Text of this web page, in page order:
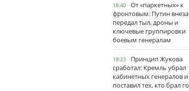
18:40
От «паркетных» к
фронтовым: Путин
передал тыл, дроны и
ключевые группировки
боевым генералам
18:23
Принцип Жукова
сработал: Кремль убрал
кабинетных генералов и
поставил тех, кто брал